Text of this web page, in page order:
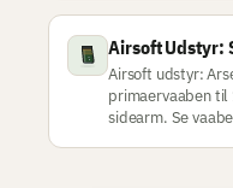
Airsoft Udstyr:
Airsoft udstyr:
primaervaaben
sidearm. Se